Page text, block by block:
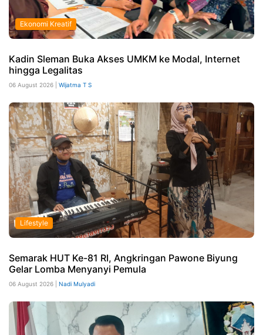
Ekonomi Kreatif
Kadin Sleman Buka Akses UMKM ke Modal, Internet
hingga Legalitas
06 August 2026 | Wijatma T S
Lifestyle
Semarak HUT Ke-81 RI, Angkringan Pawone Biyung
Gelar Lomba Menyanyi Pemula
06 August 2026 | Nadi Mulyadi